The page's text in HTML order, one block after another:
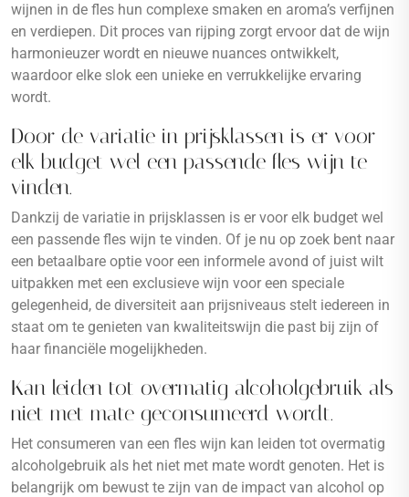
wijnen in de fles hun complexe smaken en aroma’s verfijnen
en verdiepen. Dit proces van rijping zorgt ervoor dat de wijn
harmonieuzer wordt en nieuwe nuances ontwikkelt,
waardoor elke slok een unieke en verrukkelijke ervaring
wordt.
Door de variatie in prijsklassen is er voor
elk budget wel een passende fles wijn te
vinden.
Dankzij de variatie in prijsklassen is er voor elk budget wel
een passende fles wijn te vinden. Of je nu op zoek bent naar
een betaalbare optie voor een informele avond of juist wilt
uitpakken met een exclusieve wijn voor een speciale
gelegenheid, de diversiteit aan prijsniveaus stelt iedereen in
staat om te genieten van kwaliteitswijn die past bij zijn of
haar financiële mogelijkheden.
Kan leiden tot overmatig alcoholgebruik als
niet met mate geconsumeerd wordt.
Het consumeren van een fles wijn kan leiden tot overmatig
alcoholgebruik als het niet met mate wordt genoten. Het is
belangrijk om bewust te zijn van de impact van alcohol op